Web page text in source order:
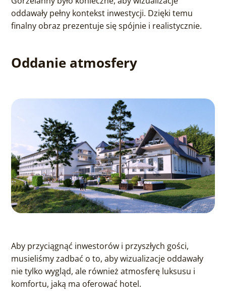
oddawały pełny kontekst inwestycji. Dzięki temu
finalny obraz prezentuje się spójnie i realistycznie.
Oddanie atmosfery
Aby przyciągnąć inwestorów i przyszłych gości,
musieliśmy zadbać o to, aby wizualizacje oddawały
nie tylko wygląd, ale również atmosferę luksusu i
komfortu, jaką ma oferować hotel.